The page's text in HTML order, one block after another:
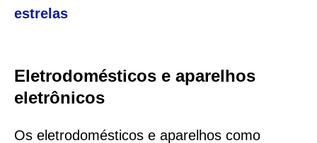
estrelas
Eletrodomésticos e aparelhos
eletrônicos
Os eletrodomésticos e aparelhos como